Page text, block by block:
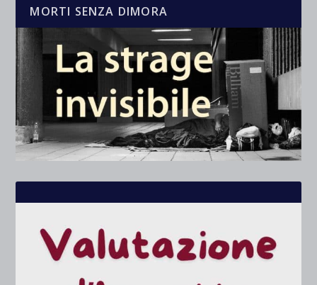
MORTI SENZA DIMORA